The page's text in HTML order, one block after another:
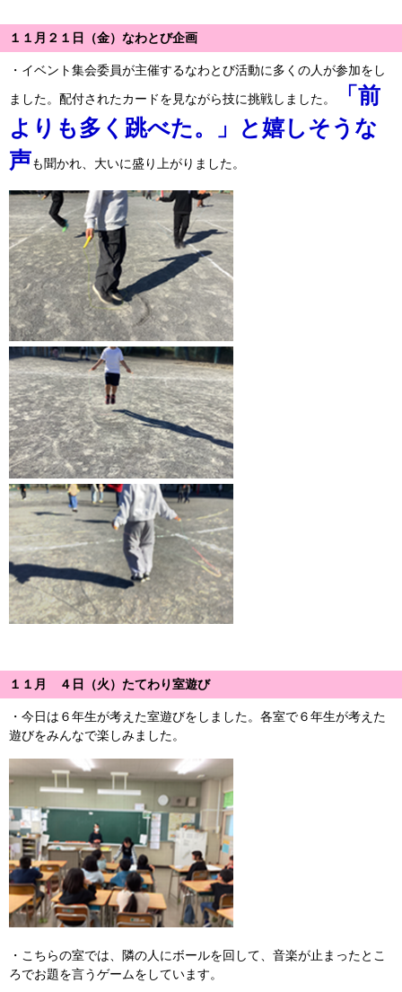
１１月２１日（金）なわとび企画
・イベント集会委員が主催するなわとび活動に多くの人が参加をし
ました。配付されたカードを見ながら技に挑戦しました。
「前
よりも多く跳べた。」と嬉しそうな
声も聞かれ、大いに盛り上がりました。
１１月 ４日（火）たてわり室遊び
・今日は６年生が考えた室遊びをしました。各室で６年生が考えた
遊びをみんなで楽しみました。
・こちらの室では、隣の人にボールを回して、音楽が止まったとこ
ろでお題を言うゲームをしています。